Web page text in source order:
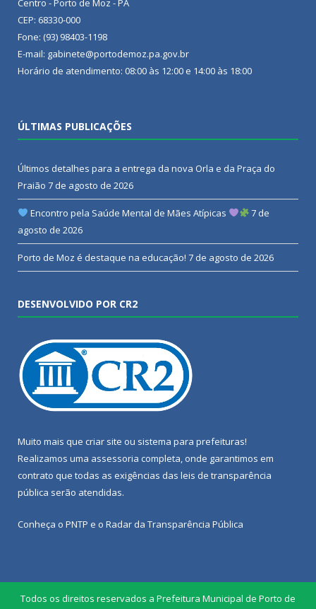
CEP: 68330-000
Fone: (93) 98403-1198
E-mail: gabinete@portodemoz.pa.gov.br
Horário de atendimento: 08:00 às 12:00 e 14:00 às 18:00
ÚLTIMAS PUBLICAÇÕES
Últimos detalhes para a entrega da nova Orla e da Praça do
Praião 7 de agosto de 2026
Encontro pela Saúde Mental de Mães Atípicas
7 de
agosto de 2026
Porto de Moz é destaque na educação! 7 de agosto de 2026
DESENVOLVIDO POR CR2
Muito mais que criar site ou sistema para prefeituras!
Realizamos uma assessoria completa, onde garantimos em
contrato que todas as exigências das leis de transparência
pública serão atendidas.
Conheça o PNTP e o Radar da Transparência Pública
Todos os direitos reservados a Prefeitura Municipal de Porto de